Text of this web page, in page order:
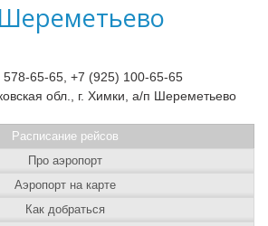
578-65-65, +7 (925) 100-65-65
обл., г. Химки, а/п Шереметьево
Расписание рейсов
Про аэропорт
Аэропорт на карте
Как добраться